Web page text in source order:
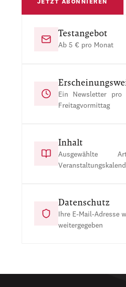
JETZT ABONNIEREN
Testangebot
Ab 5 € pro Monat
Ein Newsletter pro
Freitagvormittag
Inhalt
Ausgewählte
Datenschutz
Ihre E-Mail-Adresse
weitergegeben